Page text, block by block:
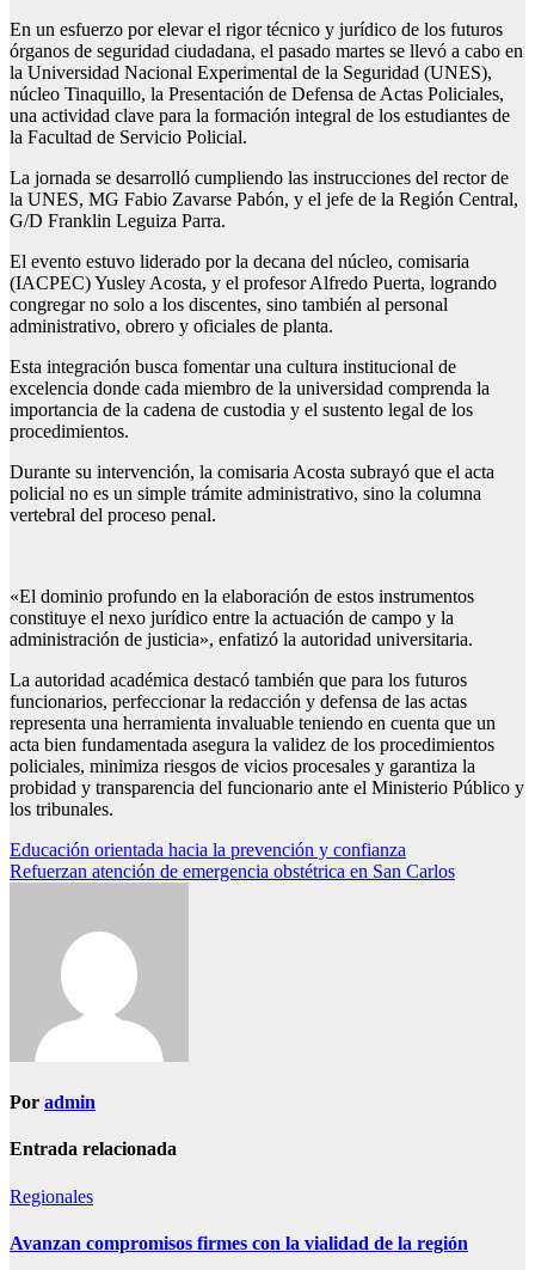
En un esfuerzo por elevar el rigor técnico y jurídico de los futuros
órganos de seguridad ciudadana, el pasado martes se llevó a cabo en
la Universidad Nacional Experimental de la Seguridad (UNES),
núcleo Tinaquillo, la Presentación de Defensa de Actas Policiales,
una actividad clave para la formación integral de los estudiantes de
la Facultad de Servicio Policial.
La jornada se desarrolló cumpliendo las instrucciones del rector de
la UNES, MG Fabio Zavarse Pabón, y el jefe de la Región Central,
G/D Franklin Leguiza Parra.
El evento estuvo liderado por la decana del núcleo, comisaria
(IACPEC) Yusley Acosta, y el profesor Alfredo Puerta, logrando
congregar no solo a los discentes, sino también al personal
administrativo, obrero y oficiales de planta.
Esta integración busca fomentar una cultura institucional de
excelencia donde cada miembro de la universidad comprenda la
importancia de la cadena de custodia y el sustento legal de los
procedimientos.
Durante su intervención, la comisaria Acosta subrayó que el acta
policial no es un simple trámite administrativo, sino la columna
vertebral del proceso penal.
«El dominio profundo en la elaboración de estos instrumentos
constituye el nexo jurídico entre la actuación de campo y la
administración de justicia», enfatizó la autoridad universitaria.
La autoridad académica destacó también que para los futuros
funcionarios, perfeccionar la redacción y defensa de las actas
representa una herramienta invaluable teniendo en cuenta que un
acta bien fundamentada asegura la validez de los procedimientos
policiales, minimiza riesgos de vicios procesales y garantiza la
probidad y transparencia del funcionario ante el Ministerio Público y
los tribunales.
Navegación
de
Educación orientada hacia la prevención y confianza
Refuerzan atención de emergencia obstétrica en San Carlos
Por admin
Entrada relacionada
Regionales
Avanzan compromisos firmes con la vialidad de la región